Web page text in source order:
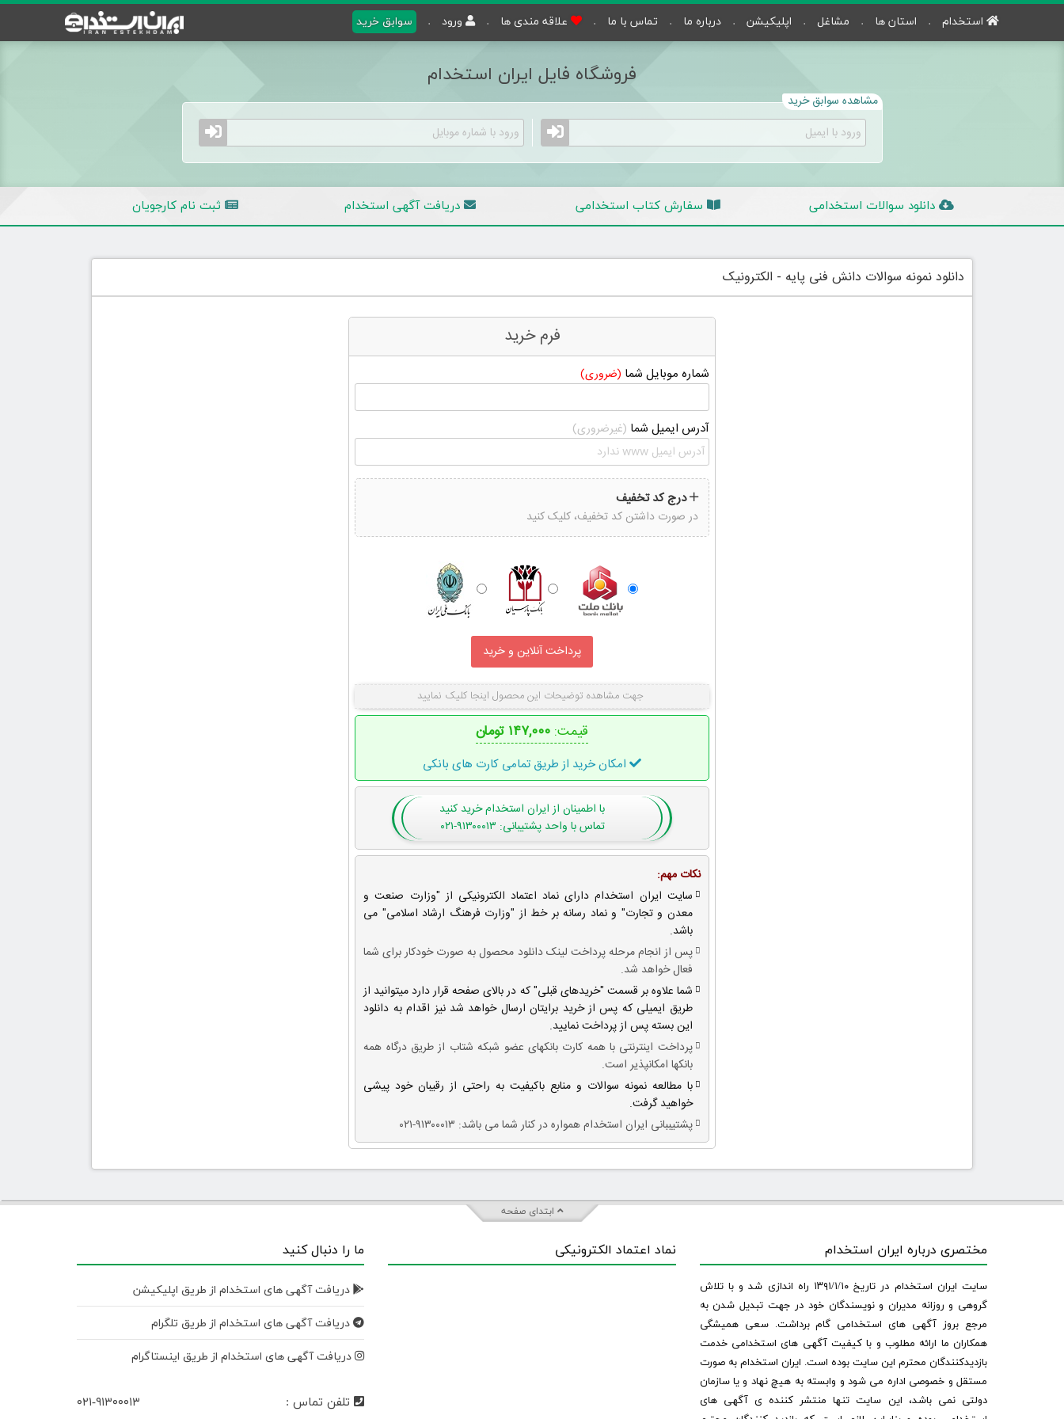
استخدام استان ها مشاغل اپلیکیشن درباره ما تماس با ما علاقه مندی ها ورود سوابق خرید
فروشگاه فایل ایران استخدام
مشاهده سوابق خرید
دانلود سوالات استخدامی سفارش کتاب استخدامی دریافت آگهی استخدام ثبت نام کارجویان
دانلود نمونه سوالات دانش فنی پایه - الکترونیک
فرم خرید
شماره موبایل شما (ضروری)
آدرس ایمیل شما (غیرضروری)
درج کد تخفیف
در صورت داشتن کد تخفیف، کلیک کنید
جهت مشاهده توضیحات این محصول اینجا کلیک نمایید
قیمت: ۱۴۷,۰۰۰ تومان
امکان خرید از طریق تمامی کارت های بانکی
با اطمینان از ایران استخدامخرید کنید
تماس با واحد پشتیبانی: ۹۱۳۰۰۰۱۳-۰۲۱
نکات مهم:
سایت ایران استخدام دارای نماد اعتماد الکترونیکی از "وزارت صنعت و
معدن و تجارت" و نماد رسانه بر خط از "وزارت فرهنگ ارشاد اسلامی" می
باشد.
پس از انجام مرحله پرداخت لینک دانلود محصول به صورت خودکار برای شما
فعال خواهد شد.
شما علاوه بر قسمت "خریدهای قبلی" که در بالای صفحه قرار دارد میتوانید از
طریق ایمیلی که پس از خرید برایتان ارسال خواهد شد نیز اقدام به دانلود
این بسته پس از پرداخت نمایید.
پرداخت اینترنتی با همه کارت بانکهای عضو شبکه شتاب از طریق درگاه همه
بانکها امکانپذیر است.
با مطالعه نمونه سوالات و منابع باکیفیت به راحتی از رقیبان خود پیشی
خواهید گرفت.
پشتیببانی ایران استخدام همواره در کنار شما می باشد: ۹۱۳۰۰۰۱۳-۰۲۱
ابتدای صفحه
مختصری درباره ایران استخدام
سایت ایران استخدام در تاریخ ۱۳۹۱/۱/۱۰ راه اندازی شد و با تلاش
گروهی و روزانه مدیران و نویسندگان خود در جهت تبدیل شدن به
مرجع بروز آگهی های استخدامی گام برداشت. سعی همیشگی
همکاران ما ارائه مطلوب و با کیفیت آگهی های استخدامی خدمت
بازدیدکنندگان محترم این سایت بوده است. ایران استخدام به صورت
مستقل و خصوصی اداره می شود و وابسته به هیچ نهاد و یا سازمان
دولتی نمی باشد، این سایت تنها منتشر کننده ی آگهی های
نماد اعتماد الکترونیکی ما را دنبال کنید
دریافت آگهی های استخدام از طریق اپلیکیشن
دریافت آگهی های استخدام از طریق تلگرام
دریافت آگهی های استخدام از طریق اینستاگرام
تلفن تماس : ۰۲۱-۹۱۳۰۰۰۱۳